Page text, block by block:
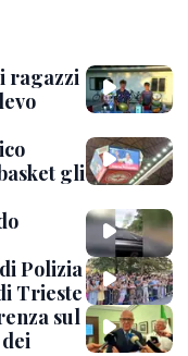
ragazzi
gli
Polizia
Trieste
sul